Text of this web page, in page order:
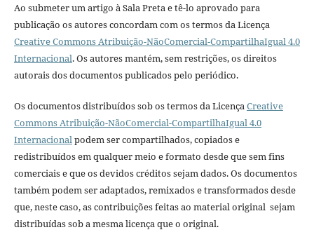
Ao submeter um artigo à Sala Preta e tê-lo aprovado para
publicação os autores concordam com os termos da Licença
Creative Commons Atribuição-NãoComercial-CompartilhaIgual 4.0
Internacional. Os autores mantém, sem restrições, os direitos
autorais dos documentos publicados pelo periódico.
Os documentos distribuídos sob os termos da LicençaCreative
Commons Atribuição-NãoComercial-CompartilhaIgual 4.0
Internacionalpodem ser compartilhados, copiados e
redistribuídos em qualquer meio e formato desde que sem fins
comerciais e que os devidos créditos sejam dados. Os documentos
também podem ser adaptados, remixados e transformados desde
que, neste caso, as contribuições feitas ao material original sejam
distribuídas sob a mesma licença que o original.